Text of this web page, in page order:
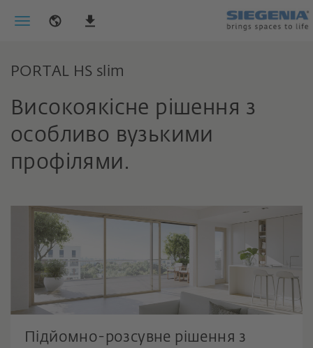
PORTAL HS slim
Високоякісне рішення з
особливо вузькими
профілями.
Підйомно-розсувне рішення з